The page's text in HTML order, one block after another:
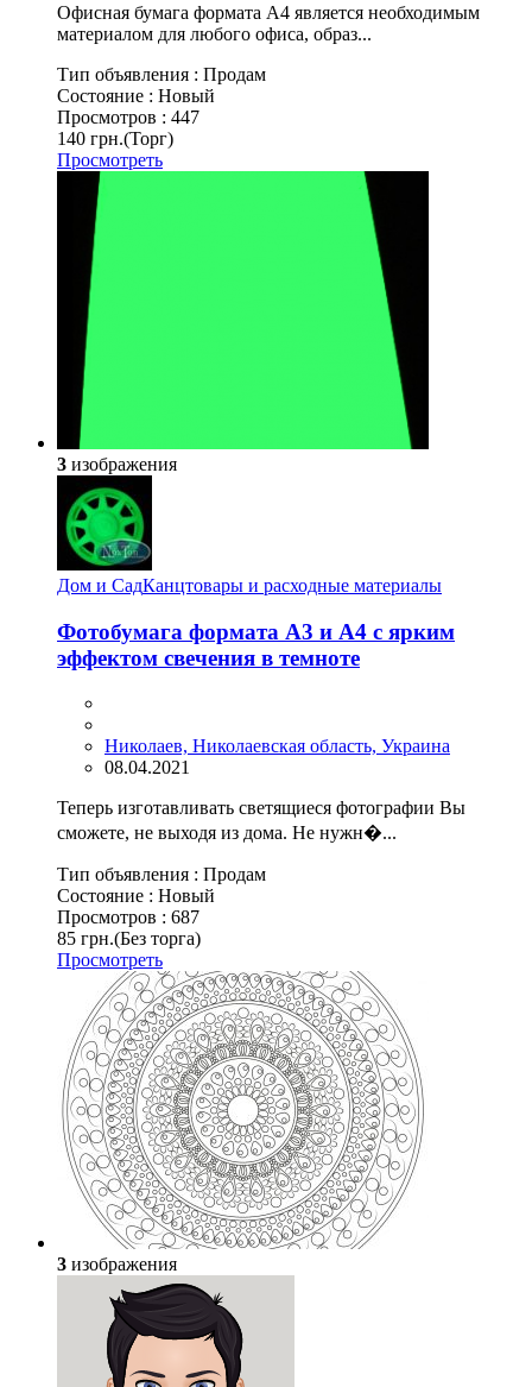
Офисная бумага формата А4 является необходимым
материалом для любого офиса, образ...
Тип объявления : Продам
Состояние : Новый
Просмотров : 447
140 грн.(Торг)
Просмотреть
3 изображения
Дом и СадКанцтовары и расходные материалы
Фотобумага формата А3 и А4 с ярким
эффектом свечения в темноте
Николаев, Николаевская область, Украина
08.04.2021
Теперь изготавливать светящиеся фотографии Вы
сможете, не выходя из дома. Не нужн�...
Тип объявления : Продам
Состояние : Новый
Просмотров : 687
85 грн.(Без торга)
Просмотреть
3 изображения